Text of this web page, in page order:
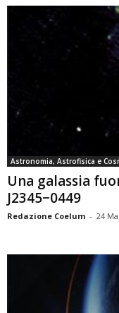
Astronomia, Astrofisica e
Una galassia
J2345−0449
Redazione Coelum - 24